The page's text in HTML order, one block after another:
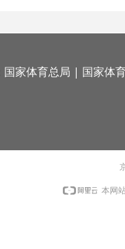
国家体育总局 | 国家体
本网